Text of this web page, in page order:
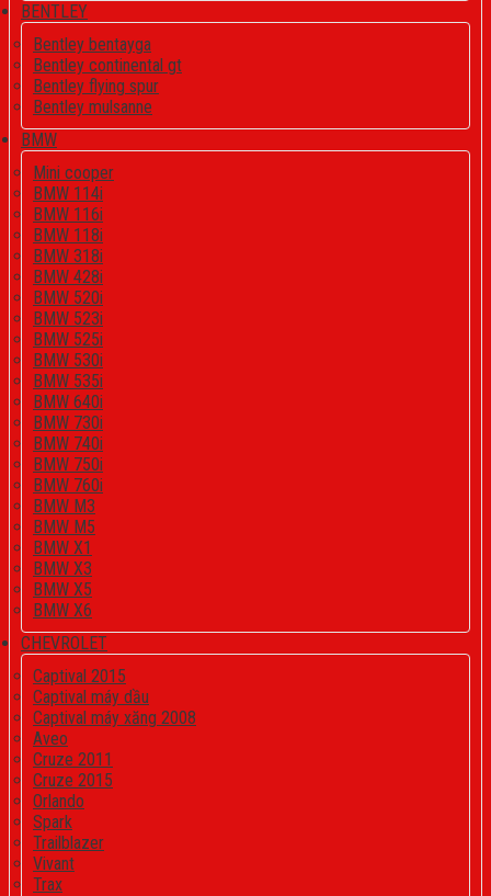
BENTLEY
Bentley bentayga
Bentley continental gt
Bentley flying spur
Bentley mulsanne
BMW
Mini cooper
BMW 114i
BMW 116i
BMW 118i
BMW 318i
BMW 428i
BMW 520i
BMW 523i
BMW 525i
BMW 530i
BMW 535i
BMW 640i
BMW 730i
BMW 740i
BMW 750i
BMW 760i
BMW M3
BMW M5
BMW X1
BMW X3
BMW X5
BMW X6
CHEVROLET
Captival 2015
Captival máy dầu
Captival máy xăng 2008
Aveo
Cruze 2011
Cruze 2015
Orlando
Spark
Trailblazer
Vivant
Trax